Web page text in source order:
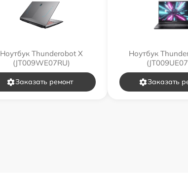
Ноутбук Thunderobot X
(JT009WE07RU)
Заказать ремонт
Ноутбук
Заказать